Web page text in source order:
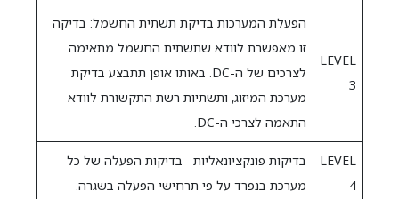
LEVEL
3
הפעלת המערכות בדיקת תשתית החשמל: בדיקה
זו מאפשרת לוודא שתשתית החשמל מתאימה
לצרכים של ה-DC. באותו אופן תתבצע בדיקת
מערכת המיזוג, ותשתיות רשת התקשורת לוודא
התאמה לצרכי ה-DC.
LEVEL
4
בדיקות פונקציונאליות בדיקות הפעלה של כל
מערכת בנפרד על פי תרחישי הפעלה בשגרה.